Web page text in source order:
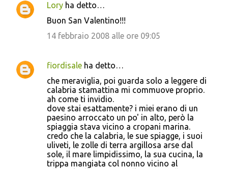
Lory ha detto…
Buon San Valentino!!!
14 febbraio 2008 alle ore 09:05
fiordisale ha detto…
che meraviglia, poi guarda solo a leggere di
calabria stamattina mi commuove proprio.
ah come ti invidio.
dove stai esattamente? i miei erano di un
paesino arroccato un po' in alto, però la
spiaggia stava vicino a cropani marina.
credo che la calabria, le sue spiagge, i suoi
uliveti, le zolle di terra argillosa arse dal
sole, il mare limpidissimo, la sua cucina, la
trippa mangiata col nonno vicino al